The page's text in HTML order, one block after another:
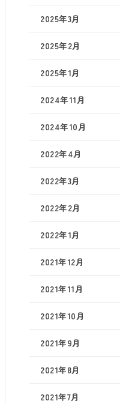
2025年3月
2025年2月
2025年1月
2024年11月
2024年10月
2022年4月
2022年3月
2022年2月
2022年1月
2021年12月
2021年11月
2021年10月
2021年9月
2021年8月
2021年7月